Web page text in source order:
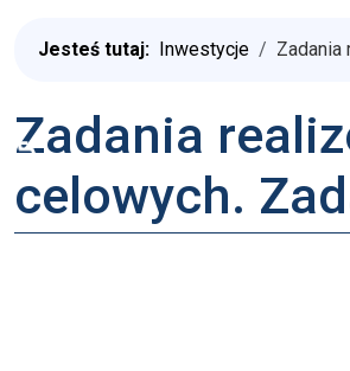
Jesteś tutaj: Inwestycje
Zadania
celowych.